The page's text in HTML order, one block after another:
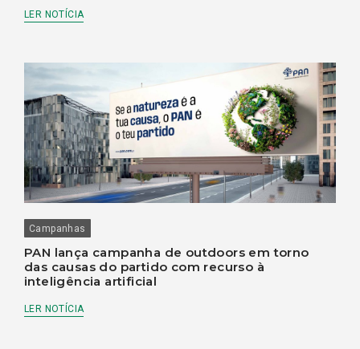
LER NOTÍCIA
Campanhas
PAN lança campanha de outdoors em torno
das causas do partido com recurso à
inteligência artificial
LER NOTÍCIA